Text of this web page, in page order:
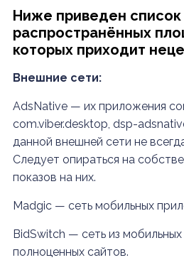
Ниже приведен
распространённых
которых приходит
Внешние сети:
AdsNative — их приложения
com.viber.desktop, dsp-
данной внешней сети не
Следует опираться на
показов на них.
Madgic — сеть мобильных
BidSwitch — сеть из
полноценных сайтов.